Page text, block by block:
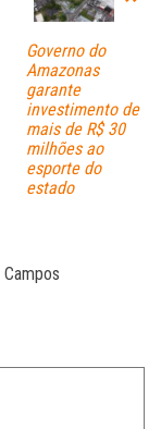
Governo do
Amazonas
garante
investimento de
mais de R$ 30
milhões ao
esporte do
estado
Campos